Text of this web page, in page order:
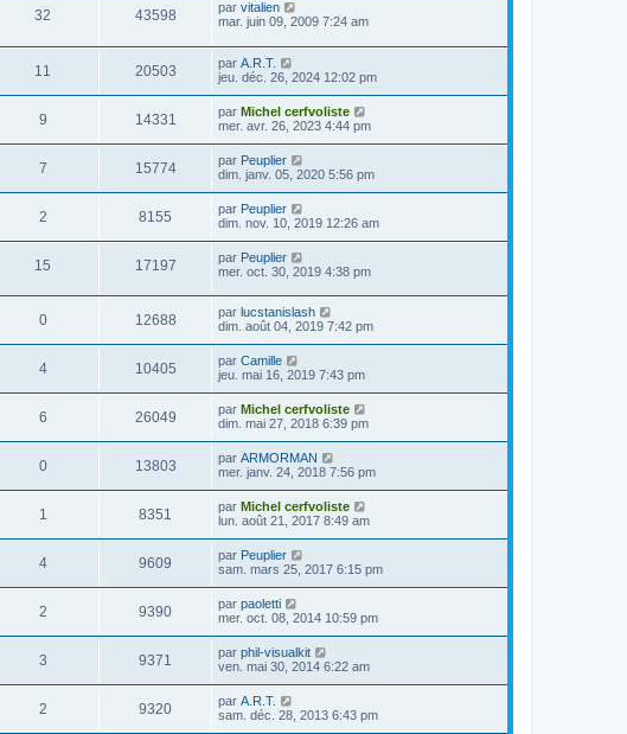
32 43598 par vitalien
mar. juin 09, 2009 7:24 am
11 20503 par A.R.T.
jeu. déc. 26, 2024 12:02 pm
9 14331 par Michel cerfvoliste
mer. avr. 26, 2023 4:44 pm
7 15774 par Peuplier
dim. janv. 05, 2020 5:56 pm
2 8155 par Peuplier
dim. nov. 10, 2019 12:26 am
15 17197 par Peuplier
mer. oct. 30, 2019 4:38 pm
0 12688 par lucstanislash
dim. août 04, 2019 7:42 pm
4 10405 par Camille
jeu. mai 16, 2019 7:43 pm
6 26049 par Michel cerfvoliste
dim. mai 27, 2018 6:39 pm
0 13803 par ARMORMAN
mer. janv. 24, 2018 7:56 pm
1 8351 par Michel cerfvoliste
lun. août 21, 2017 8:49 am
4 9609 par Peuplier
sam. mars 25, 2017 6:15 pm
2 9390 par paoletti
mer. oct. 08, 2014 10:59 pm
3 9371 par phil-visualkit
ven. mai 30, 2014 6:22 am
2 9320 par A.R.T.
sam. déc. 28, 2013 6:43 pm